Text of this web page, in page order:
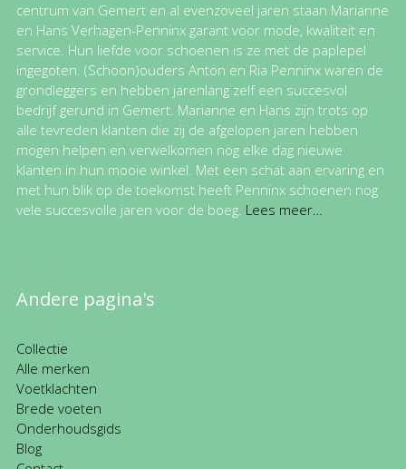
centrum van Gemert en al evenzoveel jaren staan Marianne
en Hans Verhagen-Penninx garant voor mode, kwaliteit en
service. Hun liefde voor schoenen is ze met de paplepel
ingegoten. (Schoon)ouders Anton en Ria Penninx waren de
grondleggers en hebben jarenlang zelf een succesvol
bedrijf gerund in Gemert. Marianne en Hans zijn trots op
alle tevreden klanten die zij de afgelopen jaren hebben
mogen helpen en verwelkomen nog elke dag nieuwe
klanten in hun mooie winkel. Met een schat aan ervaring en
met hun blik op de toekomst heeft Penninx schoenen nog
vele succesvolle jaren voor de boeg. Lees meer…
Andere pagina's
Collectie
Alle merken
Voetklachten
Brede voeten
Onderhoudsgids
Blog